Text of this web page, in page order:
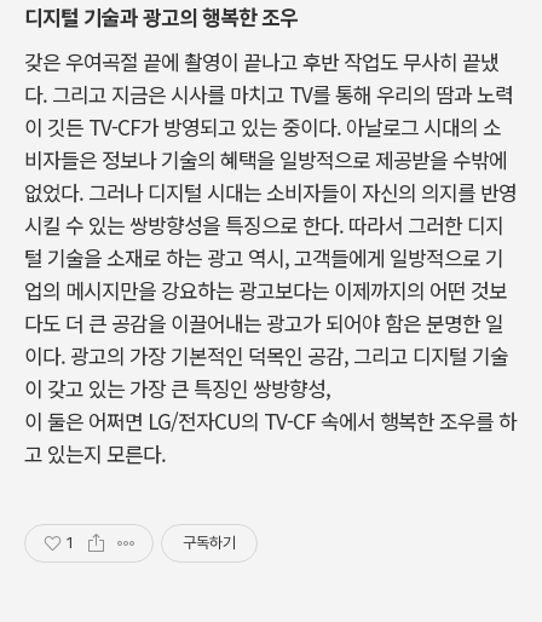
디지털 기술과 광고의 행복한 조우
갖은 우여곡절 끝에 촬영이 끝나고 후반 작업도 무사히 끝냈
다. 그리고 지금은 시사를 마치고 TV를 통해 우리의 땀과 노력
이 깃든 TV-CF가 방영되고 있는 중이다. 아날로그 시대의 소
비자들은 정보나 기술의 혜택을 일방적으로 제공받을 수밖에
없었다. 그러나 디지털 시대는 소비자들이 자신의 의지를 반영
시킬 수 있는 쌍방향성을 특징으로 한다. 따라서 그러한 디지
털 기술을 소재로 하는 광고 역시, 고객들에게 일방적으로 기
업의 메시지만을 강요하는 광고보다는 이제까지의 어떤 것보
다도 더 큰 공감을 이끌어내는 광고가 되어야 함은 분명한 일
이다. 광고의 가장 기본적인 덕목인 공감, 그리고 디지털 기술
이 갖고 있는 가장 큰 특징인 쌍방향성,
이 둘은 어쩌면 LG/전자CU의 TV-CF 속에서 행복한 조우를 하
고 있는지 모른다.
1 구독하기